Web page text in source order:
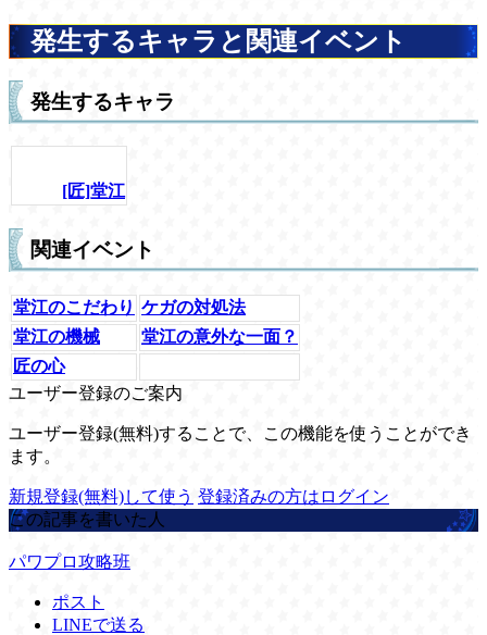
発生するキャラと関連イベント
発生するキャラ
[匠]堂江
関連イベント
堂江のこだわり ケガの対処法
堂江の機械
堂江の意外な一面？
匠の心
ユーザー登録のご案内
ユーザー登録(無料)することで、この機能を使うことができ
ます。
新規登録(無料)して使う 登録済みの方はログイン
この記事を書いた人
パワプロ攻略班
ポスト
LINEで送る